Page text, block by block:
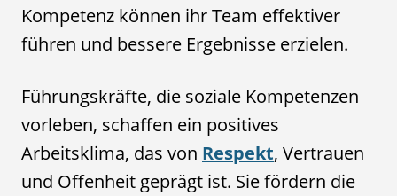
Kompetenz können ihr Team effektiver
führen und bessere Ergebnisse erzielen.
Führungskräfte, die soziale Kompetenzen
vorleben, schaffen ein positives
Arbeitsklima, das von Respekt, Vertrauen
und Offenheit geprägt ist. Sie fördern die